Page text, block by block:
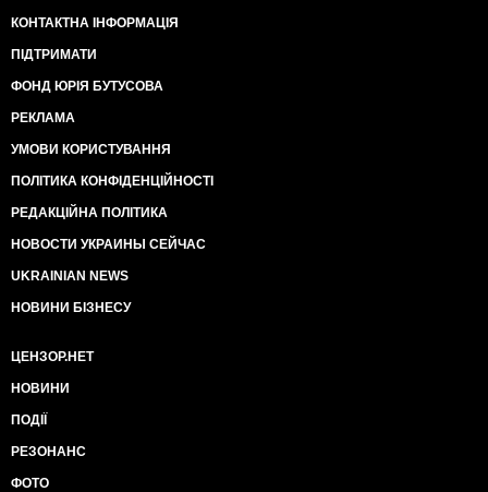
КОНТАКТНА ІНФОРМАЦІЯ
ПІДТРИМАТИ
ФОНД ЮРІЯ БУТУСОВА
РЕКЛАМА
УМОВИ КОРИСТУВАННЯ
ПОЛІТИКА КОНФІДЕНЦІЙНОСТІ
РЕДАКЦІЙНА ПОЛІТИКА
НОВОСТИ УКРАИНЫ СЕЙЧАС
UKRAINIAN NEWS
НОВИНИ БІЗНЕСУ
ЦЕНЗОР.НЕТ
НОВИНИ
ПОДІЇ
РЕЗОНАНС
ФОТО